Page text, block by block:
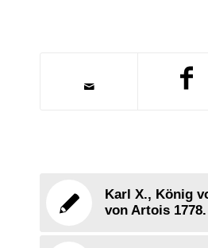
Karl X., König
von Artois 1778.